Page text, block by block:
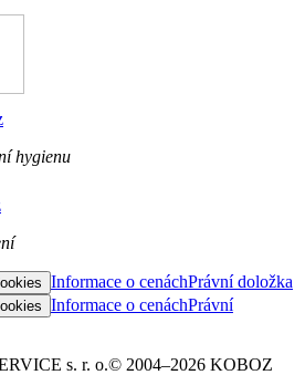
hygienu
Informace o cenáchPrávní doložka
Informace o cenáchPrávní
s. r. o.© 2004–2026 KOBOZ